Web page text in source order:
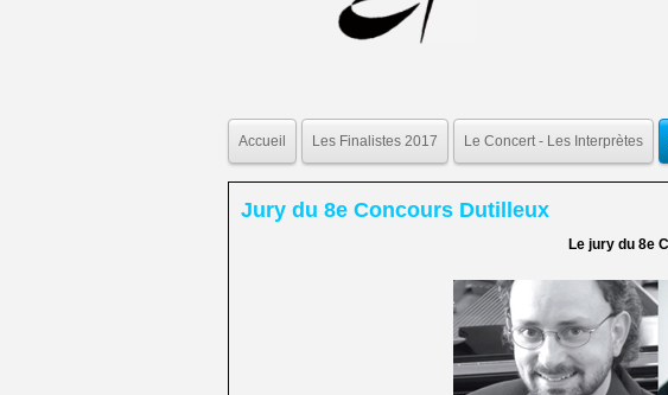
Accueil Les Finalistes 2017 Le Concert - Les Interprètes
Jury du 8e Concours Dutilleux
Le jury du 8e